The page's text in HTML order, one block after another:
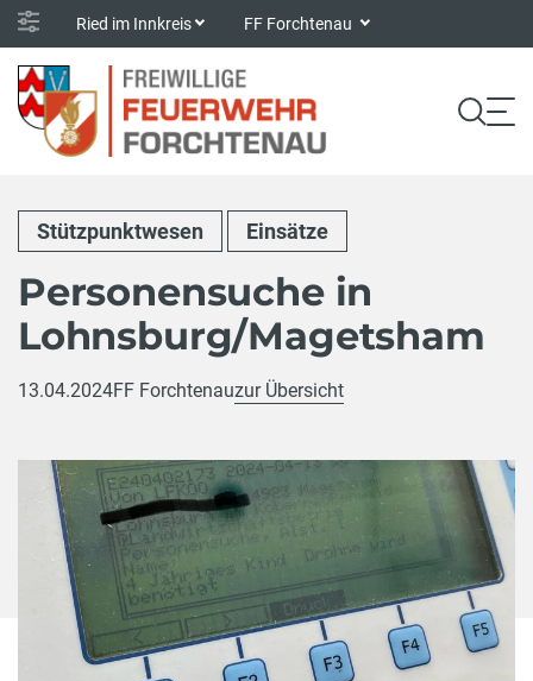
Ried im Innkreis FF Forchtenau
Stützpunktwesen Einsätze
Personensuche in
Lohnsburg/Magetsham
13.04.2024FF Forchtenauzur Übersicht